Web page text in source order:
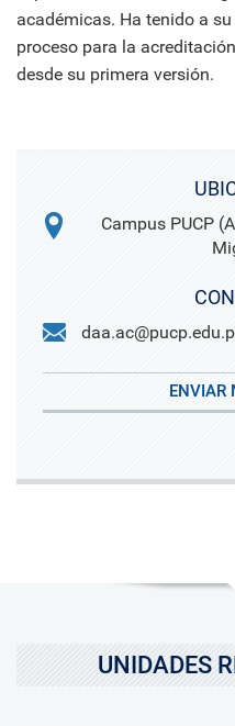
académicas. Ha tenido a
proceso para la
desde su primera versión.
Campus PUCP
ENVIAR
UNIDADES